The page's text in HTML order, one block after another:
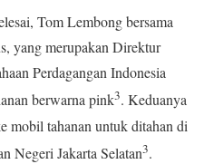
Tom Lembong bersama
yang merupakan Direktur
Perdagangan Indonesia
berwarna pink3. Keduanya
mobil tahanan untuk ditahan di
Negeri Jakarta Selatan3.